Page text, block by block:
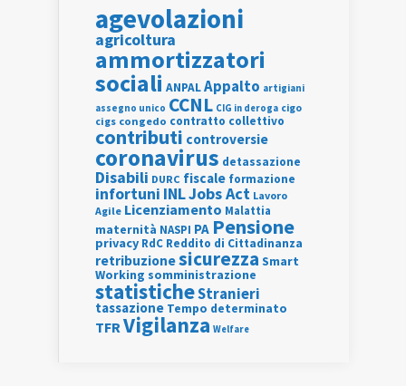
agevolazioni
agricoltura
ammortizzatori
sociali ANPALAppalto artigiani
assegno unico CCNL CIG in deroga cigo
cigs congedo contratto collettivo
contributi controversie
coronavirus detassazione
Disabili DURC fiscale formazione
infortuni INLJobs Act Lavoro
Agile Licenziamento Malattia
maternità NASPI PA Pensione
privacy RdC Reddito di Cittadinanza
retribuzionesicurezza Smart
Working somministrazione
statisticheStranieri
tassazione Tempo determinato
TFR Vigilanza Welfare